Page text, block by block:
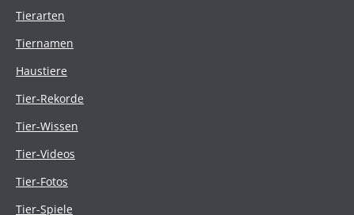
Tierarten
Tiernamen
Haustiere
Tier-Rekorde
Tier-Wissen
Tier-Videos
Tier-Fotos
Tier-Spiele